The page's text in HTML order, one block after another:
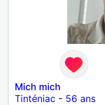
Mich mich
Tinténiac - 56 ans